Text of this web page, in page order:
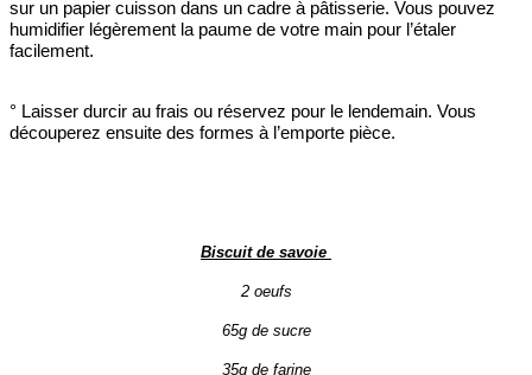
sur un papier cuisson dans un cadre à pâtisserie. Vous pouvez
humidifier légèrement la paume de votre main pour l’étaler
facilement.
° Laisser durcir au frais ou réservez pour le lendemain. Vous
découperez ensuite des formes à l’emporte pièce.
Biscuit de savoie
2 oeufs
65g de sucre
35g de farine